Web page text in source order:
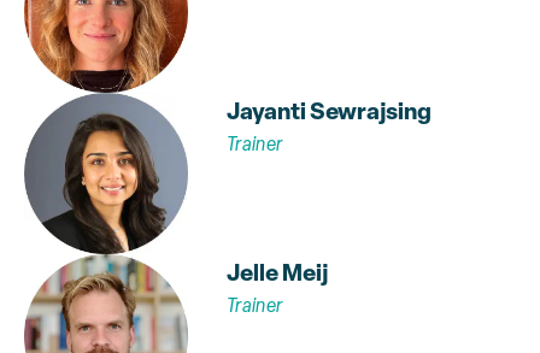
Jayanti Sewrajsing
Trainer
Jelle Meij
Trainer